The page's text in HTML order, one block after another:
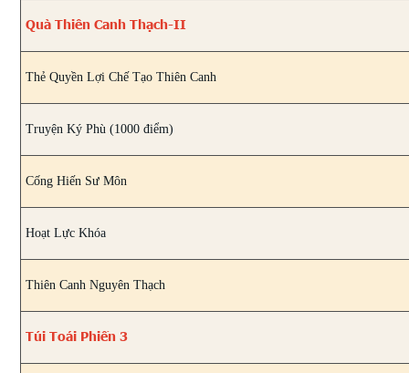
Quà Thiên Canh Thạch-II
Thẻ Quyền Lợi Chế Tạo Thiên Canh
Truyện Ký Phù (1000 điểm)
Cống Hiến Sư Môn
Hoạt Lực Khóa
Thiên Canh Nguyên Thạch
Túi Toái Phiến 3